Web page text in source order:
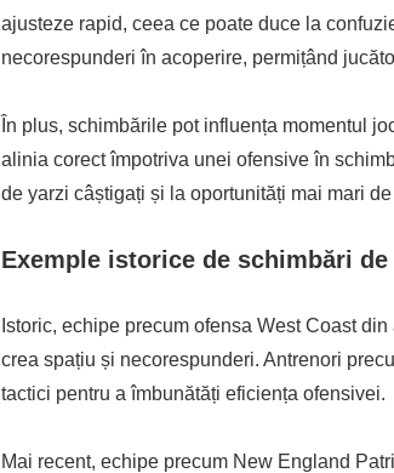
ajusteze rapid, ceea ce poate duce la
necorespunderi în acoperire, permițând
În plus, schimbările pot influența momentul
alinia corect împotriva unei ofensive în
de yarzi câștigați și la oportunități mai mari
Exemple istorice de schimbări
Istoric, echipe precum ofensa West Coast
crea spațiu și necorespunderi. Antrenori
tactici pentru a îmbunătăți eficiența ofensivei.
Mai recent, echipe precum New England